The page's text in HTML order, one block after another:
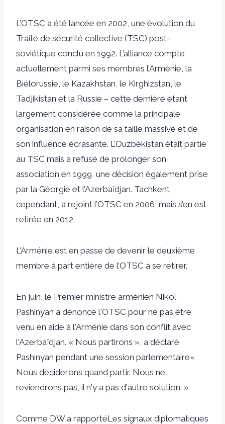
L’OTSC a été lancée en 2002, une évolution du
Traité de sécurité collective (TSC) post-
soviétique conclu en 1992. L’alliance compte
actuellement parmi ses membres l’Arménie, la
Biélorussie, le Kazakhstan, le Kirghizstan, le
Tadjikistan et la Russie – cette dernière étant
largement considérée comme la principale
organisation en raison de sa taille massive et de
son influence écrasante. L’Ouzbékistan était partie
au TSC mais a refusé de prolonger son
association en 1999, une décision également prise
par la Géorgie et l’Azerbaïdjan. Tachkent,
cependant, a rejoint l’OTSC en 2006, mais s’en est
retirée en 2012.
L’Arménie est en passe de devenir le deuxième
membre à part entière de l’OTSC à se retirer.
En juin, le Premier ministre arménien Nikol
Pashinyan a dénoncé l'OTSC pour ne pas être
venu en aide à l'Arménie dans son conflit avec
l'Azerbaïdjan. « Nous partirons », a déclaré
Pashinyan pendant une session parlementaire«
Nous déciderons quand partir. Nous ne
reviendrons pas, il n'y a pas d'autre solution. »
Comme DW a rapportéLes signaux diplomatiques